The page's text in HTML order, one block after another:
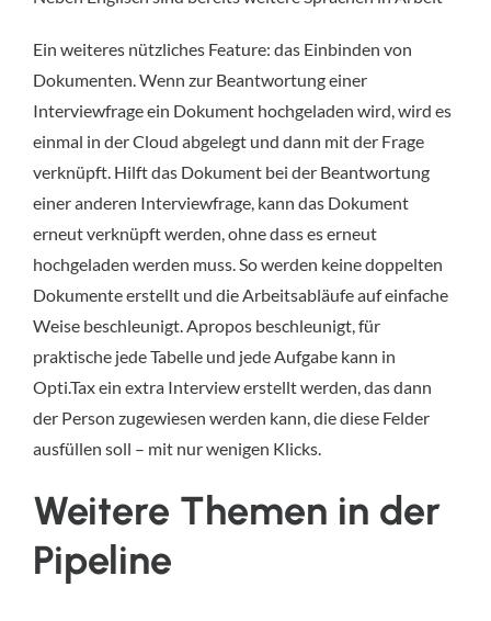
Ein weiteres nützliches Feature: das Einbinden von
Dokumenten. Wenn zur Beantwortung einer
Interviewfrage ein Dokument hochgeladen wird, wird es
einmal in der Cloud abgelegt und dann mit der Frage
verknüpft. Hilft das Dokument bei der Beantwortung
einer anderen Interviewfrage, kann das Dokument
erneut verknüpft werden, ohne dass es erneut
hochgeladen werden muss. So werden keine doppelten
Dokumente erstellt und die Arbeitsabläufe auf einfache
Weise beschleunigt. Apropos beschleunigt, für
praktische jede Tabelle und jede Aufgabe kann in
Opti.Tax ein extra Interview erstellt werden, das dann
der Person zugewiesen werden kann, die diese Felder
ausfüllen soll – mit nur wenigen Klicks.
Weitere Themen in der
Pipeline